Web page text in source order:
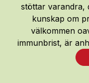
stöttar varandra,
kunskap om
välkommen
immunbrist, är